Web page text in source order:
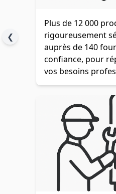
❮
Plus de 12 000
rigoureusement
auprès de 140
confiance, pour
vos besoins